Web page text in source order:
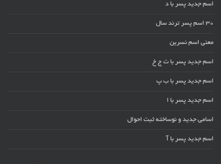
اسم جدید پسر با د
30 اسم پسر ترند سال
معنی اسم نسرین
اسم جدید پسر با ت ج خ
اسم جدید پسر با ب پ
اسم جدید پسر با ا
اسامی جدید و نوساخته ثبت احوال
اسم جدید پسر با آ